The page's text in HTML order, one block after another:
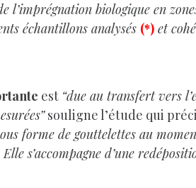
l’imprégnation biologique en
échantillons analysés (*) et
est “due au transfert vers
souligne l’étude qui
forme de gouttelettes au
s’accompagne d’une